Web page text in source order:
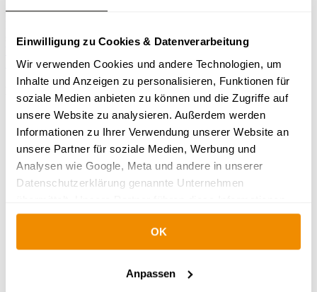
Einwilligung zu Cookies & Datenverarbeitung
Wir verwenden Cookies und andere Technologien, um
Inhalte und Anzeigen zu personalisieren, Funktionen für
soziale Medien anbieten zu können und die Zugriffe auf
unsere Website zu analysieren. Außerdem werden
Informationen zu Ihrer Verwendung unserer Website an
unsere Partner für soziale Medien, Werbung und
Analysen wie Google, Meta und andere in unserer
Datenschutzerklärung genannte Unternehmen
möglicherweise mit weiteren Daten zusammen, die Sie
ihnen bereitgestellt haben oder die sie im Rahmen Ihrer
Nutzung der Dienste gesammelt haben.
OK
Anpassen
Beamte genießen zwar viele Vorteile, da sie ein gutes und sicheres
sie auf eine private Vorsorge nicht verzichten.
Weiter zum Artikel
Seite1 Seite2
Ratgeber
Ratgeber: Krankenversicherung (PKV) für Beamte
Ratgeber: Krankenversicherung (PKV) für
Beamtenanwärter
Ratgeber: Krankenversicherung (PKV) für Referendare
Ratgeber: Krankenversicherung (PKV) für Lehrer
Ratgeber: Krankenversicherung (PKV) für